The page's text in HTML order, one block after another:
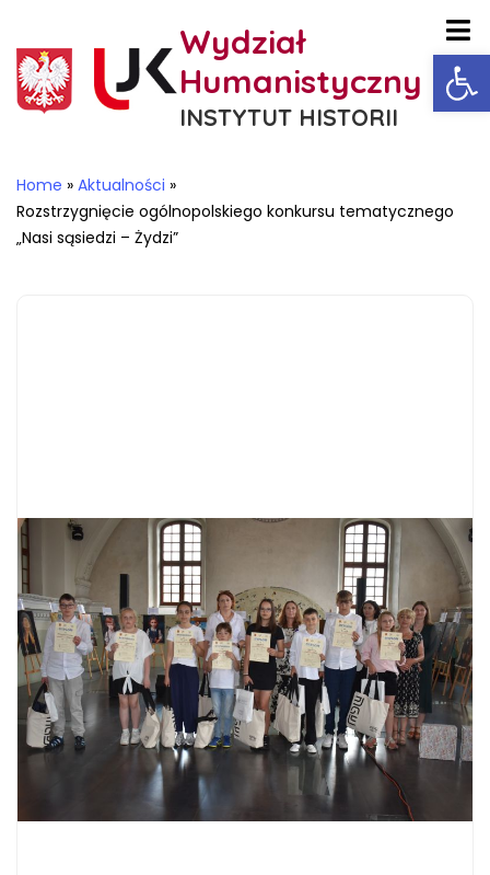
Wydział
Humanistyczny
INSTYTUT HISTORII
Home » Aktualności »
Rozstrzygnięcie ogólnopolskiego konkursu tematycznego
„Nasi sąsiedzi – Żydzi”